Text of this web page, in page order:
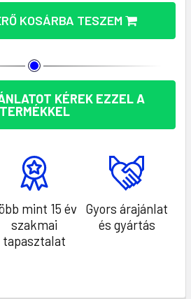
KOSÁRBA TESZEM
KÉREK EZZEL A
TERMÉKKEL
mint 15 év
szakmai
tapasztalat
Gyors árajánlat
és gyártás